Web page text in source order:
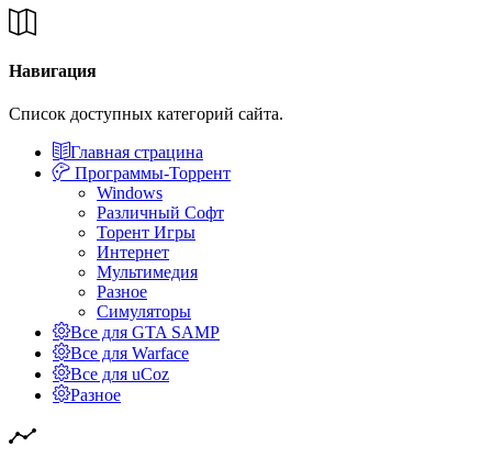
Навигация
Список доступных категорий сайта.
Главная страцина
Программы-Торрент
Windows
Различный Софт
Торент Игры
Интернет
Мультимедия
Разное
Симуляторы
Все для GTA SAMP
Все для Warface
Все для uCoz
Разное